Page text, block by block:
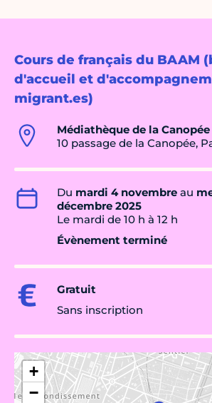
Cours de français du BAAM
d'accueil et
migrant.es)
Médiathèque de la Canopée
10 passage de la Canopée,
Du mardi 4 novembre au
décembre 2025
Le mardi de 10 h à 12 h
Évènement terminé
Gratuit
Sans inscription
+
−